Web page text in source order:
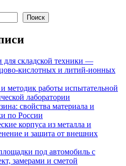
Поиск
для складской техники —
кислотных и литий-ионных
методик работы испытательной
лаборатории
свойства материала и
по России
корпуса из металла и
и защита от внешних
под автомобиль с
замерами и сметой